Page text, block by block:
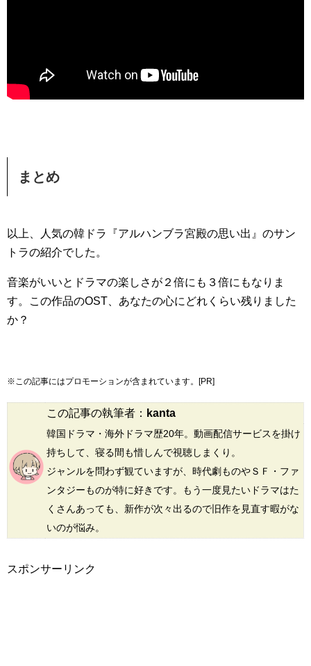
まとめ
以上、人気の韓ドラ『アルハンブラ宮殿の思い出』のサン
トラの紹介でした。
音楽がいいとドラマの楽しさが２倍にも３倍にもなりま
す。この作品のOST、あなたの心にどれくらい残りました
か？
※この記事にはプロモーションが含まれています。[PR]
この記事の執筆者： kanta
韓国ドラマ・海外ドラマ歴20年。動画配信サービスを掛け
持ちして、寝る間も惜しんで視聴しまくり。
ジャンルを問わず観ていますが、時代劇ものやＳＦ・ファ
ンタジーものが特に好きです。もう一度見たいドラマはた
くさんあっても、新作が次々出るので旧作を見直す暇がな
いのが悩み。
スポンサーリンク